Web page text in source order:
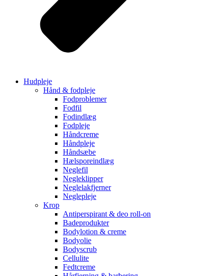
Hudpleje
Hånd & fodpleje
Fodproblemer
Fodfil
Fodindlæg
Fodpleje
Håndcreme
Håndpleje
Håndsæbe
Hælsporeindlæg
Neglefil
Negleklipper
Neglelakfjerner
Neglepleje
Krop
Antiperspirant & deo roll-on
Badeprodukter
Bodylotion & creme
Bodyolie
Bodyscrub
Cellulite
Fedtcreme